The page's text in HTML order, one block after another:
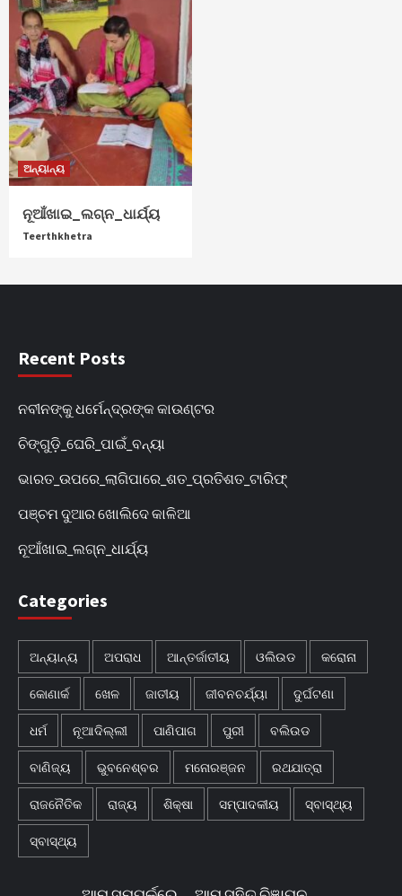
ଅନ୍ୟାନ୍ୟ
ନୂଆଁଖାଇ_ଲଗ୍ନ_ଧାର୍ଯ୍ୟ
Teerthkhetra
Recent Posts
ନବୀନଙ୍କୁ ଧର୍ମେନ୍ଦ୍ରଙ୍କ କାଉଣ୍ଟର
ଚିଙ୍ଗୁଡ଼ି_ଘେରି_ପାଇଁ_ବନ୍ୟା
ଭାରତ_ଉପରେ_ଲାଗିପାରେ_ଶତ_ପ୍ରତିଶତ_ଟାରିଫ୍
ପଞ୍ଚମ ଦୁଆର ଖୋଲିଦେ କାଳିଆ
ନୂଆଁଖାଇ_ଲଗ୍ନ_ଧାର୍ଯ୍ୟ
Categories
ଅନ୍ୟାନ୍ୟ ଅପରାଧ ଆନ୍ତର୍ଜାତୀୟ ଓଲିଉଡ କରୋନା
କୋଣାର୍କ ଖେଳ ଜାତୀୟ ଜୀବନଚର୍ଯ୍ୟା ଦୁର୍ଘଟଣା
ଧର୍ମ ନୂଆଦିଲ୍ଲୀ ପାଣିପାଗ ପୁରୀ ବଲିଉଡ
ବାଣିଜ୍ୟ ଭୁବନେଶ୍ବର ମନୋରଞ୍ଜନ ରଥଯାତ୍ରା
ରାଜନୈତିକ ରାଜ୍ୟ ଶିକ୍ଷା ସମ୍ପାଦକୀୟ ସ୍ବାସ୍ଥ୍ୟ
ସ୍ବାସ୍ଥ୍ୟ